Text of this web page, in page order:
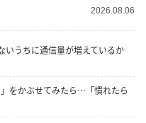
2026.08.06
いうちに通信量が増えているか
をかぶせてみたら…「慣れたら